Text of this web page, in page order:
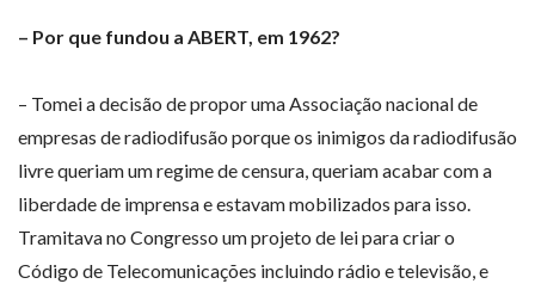
– Por que fundou a ABERT, em 1962?
– Tomei a decisão de propor uma Associação nacional de
empresas de radiodifusão porque os inimigos da radiodifusão
livre queriam um regime de censura, queriam acabar com a
liberdade de imprensa e estavam mobilizados para isso.
Tramitava no Congresso um projeto de lei para criar o
Código de Telecomunicações incluindo rádio e televisão, e